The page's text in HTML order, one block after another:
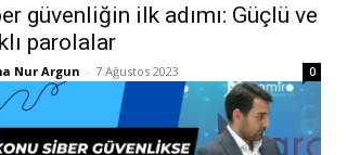
güvenliğin ilk adımı: Güçlü ve
parolalar
Nur Argun - 7 Ağustos 2023 0